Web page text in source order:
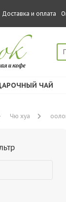
Доставка и оплата
ЧАЙ
Чю хуа